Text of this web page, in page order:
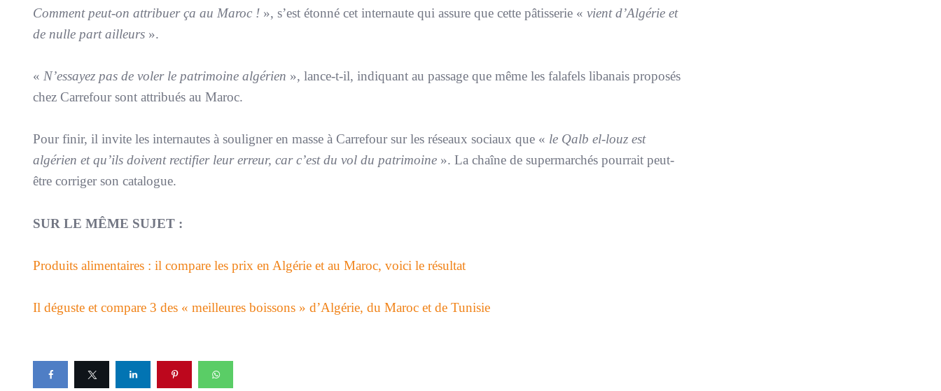
Comment peut-on attribuer ça au Maroc ! », s’est étonné cet internaute qui assure que cette pâtisserie « vient d’Algérie et
de nulle part ailleurs ».
« N’essayez pas de voler le patrimoine algérien », lance-t-il, indiquant au passage que même les falafels libanais proposés
chez Carrefour sont attribués au Maroc.
Pour finir, il invite les internautes à souligner en masse à Carrefour sur les réseaux sociaux que « le Qalb el-louz est
algérien et qu’ils doivent rectifier leur erreur, car c’est du vol du patrimoine ». La chaîne de supermarchés pourrait peut-
être corriger son catalogue.
SUR LE MÊME SUJET :
Produits alimentaires : il compare les prix en Algérie et au Maroc, voici le résultat
Il déguste et compare 3 des « meilleures boissons » d’Algérie, du Maroc et de Tunisie